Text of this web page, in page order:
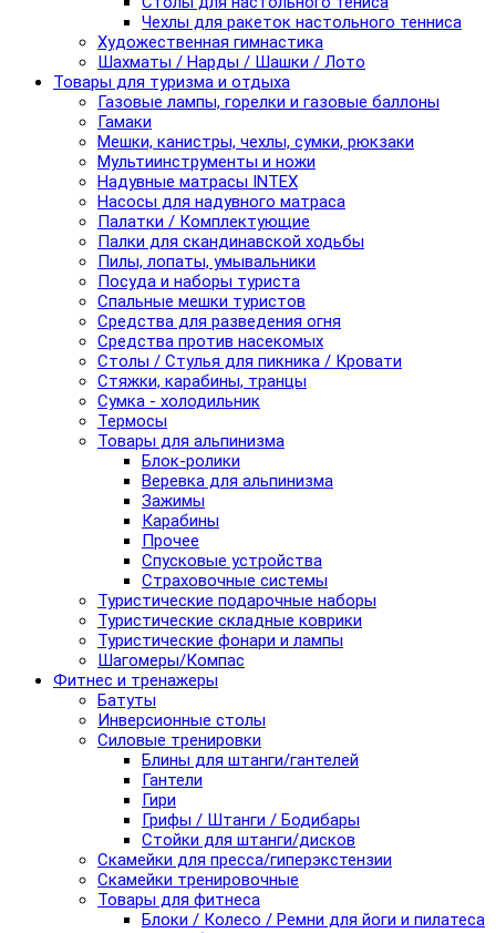
Чехлы для ракеток настольного тенниса
Художественная гимнастика
Шахматы / Нарды / Шашки / Лото
Товары для туризма и отдыха
Газовые лампы, горелки и газовые баллоны
Гамаки
Мешки, канистры, чехлы, сумки, рюкзаки
Мультиинструменты и ножи
Надувные матрасы INTEX
Насосы для надувного матраса
Палатки / Комплектующие
Палки для скандинавской ходьбы
Пилы, лопаты, умывальники
Посуда и наборы туриста
Спальные мешки туристов
Средства для разведения огня
Средства против насекомых
Столы / Стулья для пикника / Кровати
Стяжки, карабины, транцы
Сумка - холодильник
Термосы
Товары для альпинизма
Блок-ролики
Веревка для альпинизма
Зажимы
Карабины
Прочее
Спусковые устройства
Страховочные системы
Туристические подарочные наборы
Туристические складные коврики
Туристические фонари и лампы
Шагомеры/Компас
Фитнес и тренажеры
Батуты
Инверсионные столы
Силовые тренировки
Блины для штанги/гантелей
Гантели
Гири
Грифы / Штанги / Бодибары
Стойки для штанги/дисков
Скамейки для пресса/гиперэкстензии
Скамейки тренировочные
Товары для фитнеса
Блоки / Колесо / Ремни для йоги и пилатеса